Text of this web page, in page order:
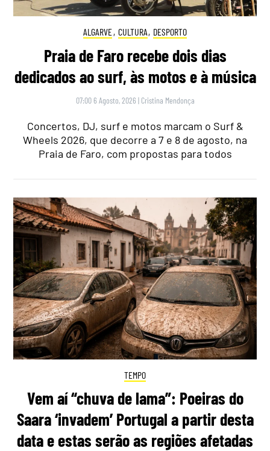
ALGARVE, CULTURA, DESPORTO
Praia de Faro recebe dois dias
dedicados ao surf, às motos e à música
07:00 6 Agosto, 2026 | Cristina Mendonça
Concertos, DJ, surf e motos marcam o Surf &
Wheels 2026, que decorre a 7 e 8 de agosto, na
Praia de Faro, com propostas para todos
TEMPO
Vem aí “chuva de lama”: Poeiras do
Saara ‘invadem’ Portugal a partir desta
data e estas serão as regiões afetadas